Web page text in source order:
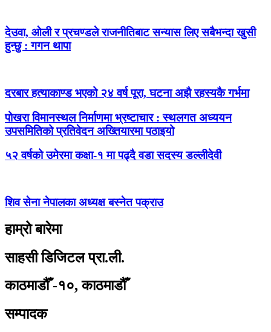
देउवा, ओली र प्रचण्डले राजनीतिबाट सन्यास लिए सबैभन्दा खुसी
हुन्छु : गगन थापा
दरबार हत्याकाण्ड भएको २४ वर्ष पूरा, घटना अझै रहस्यकै गर्भमा
पोखरा विमानस्थल निर्माणमा भ्रष्टाचार : स्थलगत अध्ययन
उपसमितिको प्रतिवेदन अख्तियारमा पठाइयो
५२ वर्षको उमेरमा कक्षा-१ मा पढ्दै वडा सदस्य डल्लीदेवी
शिव सेना नेपालका अध्यक्ष बस्नेत पक्राउ
हाम्रो बारेमा
साहसी डिजिटल प्रा.ली.
काठमाडौँ -१०, काठमाडौँ
सम्पादक